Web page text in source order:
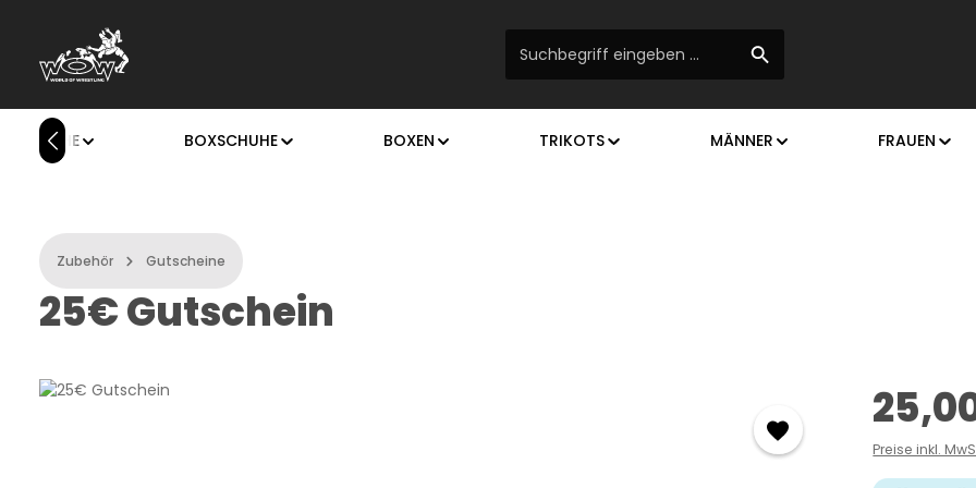
Hauptinhalt springen
Zur Suche springen
Zur Hauptnavigation springen
BOXSCHUHE BOXEN TRIKOTS MÄNNER FRAUEN
Zubehör Gutscheine
25€ Gutschein
Regulärer
Preise inkl.